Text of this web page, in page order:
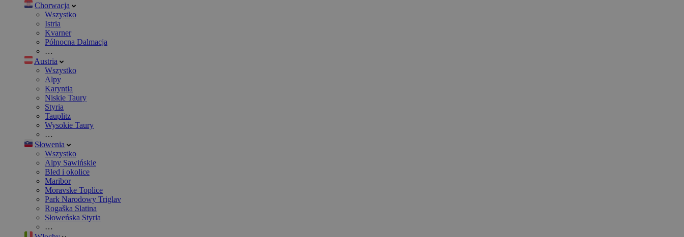
Chorwacja
Wszystko
Istria
Kvarner
Północna Dalmacja
…
Austria
Wszystko
Alpy
Karyntia
Niskie Taury
Styria
Tauplitz
Wysokie Taury
…
Słowenia
Wszystko
Alpy Sawińskie
Bled i okolice
Maribor
Moravske Toplice
Park Narodowy Triglav
Rogaška Slatina
Słoweńska Styria
…